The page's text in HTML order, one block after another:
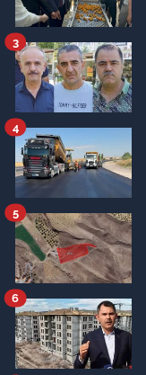
3
4
5
6